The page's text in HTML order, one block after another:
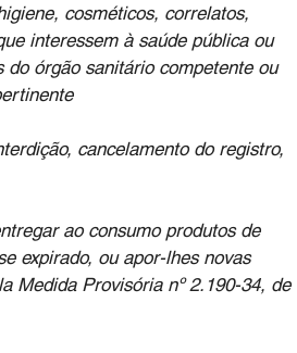
cosméticos, correlatos,
interessem à saúde pública ou
do órgão sanitário competente ou
cancelamento do registro,
ao consumo produtos de
expirado, ou apor-lhes novas
Medida Provisória nº 2.190-34, de